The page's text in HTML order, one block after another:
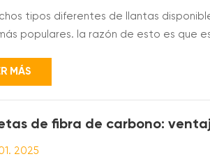
tipos diferentes de llantas
populares. la razón de esto es que
de la llanta que elija depende
MÁS
de fibra de carbono:
2025